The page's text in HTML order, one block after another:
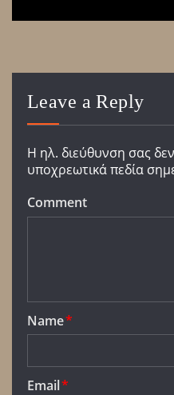
Leave a Reply
Η ηλ. διεύθυνση σας
υποχρεωτικά πεδία
Comment
Name*
Email*